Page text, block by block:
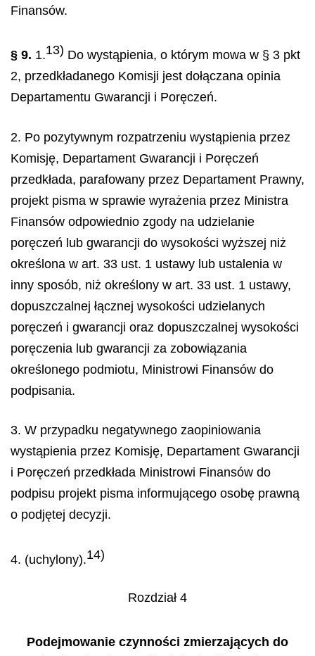
Finansów.
§ 9. 1.13) Do wystąpienia, o którym mowa w § 3 pkt
2, przedkładanego Komisji jest dołączana opinia
Departamentu Gwarancji i Poręczeń.
2. Po pozytywnym rozpatrzeniu wystąpienia przez
Komisję, Departament Gwarancji i Poręczeń
przedkłada, parafowany przez Departament Prawny,
projekt pisma w sprawie wyrażenia przez Ministra
Finansów odpowiednio zgody na udzielanie
poręczeń lub gwarancji do wysokości wyższej niż
określona w art. 33 ust. 1 ustawy lub ustalenia w
inny sposób, niż określony w art. 33 ust. 1 ustawy,
dopuszczalnej łącznej wysokości udzielanych
poręczeń i gwarancji oraz dopuszczalnej wysokości
poręczenia lub gwarancji za zobowiązania
określonego podmiotu, Ministrowi Finansów do
podpisania.
3. W przypadku negatywnego zaopiniowania
wystąpienia przez Komisję, Departament Gwarancji
i Poręczeń przedkłada Ministrowi Finansów do
podpisu projekt pisma informującego osobę prawną
o podjętej decyzji.
4. (uchylony).14)
Rozdział 4
Podejmowanie czynności zmierzających do